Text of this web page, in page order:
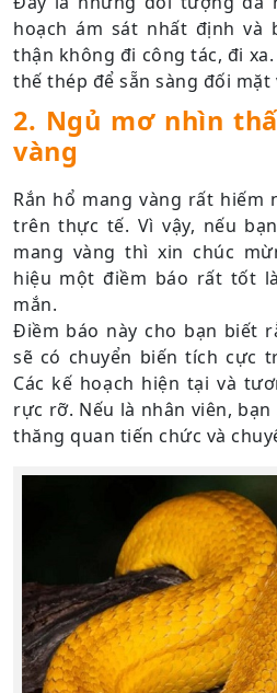
hoạch ám sát nhất định và
thận không đi công tác, đi
thế thép để sẵn sàng đối mặt
2. Ngủ mơ nhìn
vàng
Rắn hổ mang vàng rất hiếm
trên thực tế. Vì vậy, nếu
mang vàng thì xin chúc
hiệu một điềm báo rất tốt
mắn.
Điềm báo này cho bạn biết
sẽ có chuyển biến tích cực
Các kế hoạch hiện tại và
rực rỡ. Nếu là nhân viên,
thăng quan tiến chức và